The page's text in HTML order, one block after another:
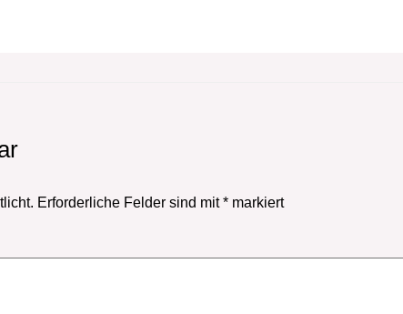
Erforderliche Felder sind mit* markiert